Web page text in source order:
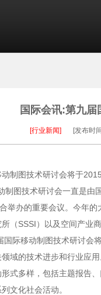
国际会讯:第九
[行业新闻] [发布时
制图技术研讨会将于
制图技术研讨会一直是由
举办的重要会议。今年
（SSSI）以及空间产业
国际移动制图技术研讨会
域的技术进步和行业应用
式多样，包括主题报告
文化社会活动。